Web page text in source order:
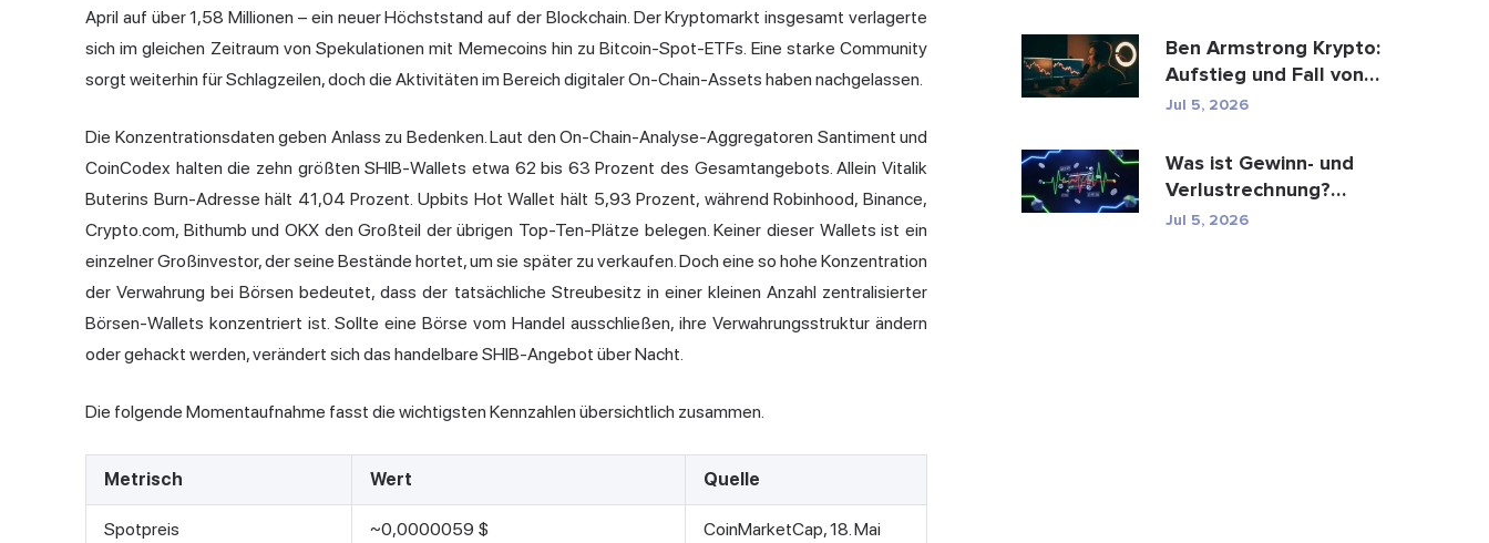
April auf über 1,58 Millionen – ein neuer Höchststand auf der Blockchain. Der Kryptomarkt insgesamt verlagerte
sich im gleichen Zeitraum von Spekulationen mit Memecoins hin zu Bitcoin-Spot-ETFs. Eine starke Community
sorgt weiterhin für Schlagzeilen, doch die Aktivitäten im Bereich digitaler On-Chain-Assets haben nachgelassen.
Die Konzentrationsdaten geben Anlass zu Bedenken. Laut den On-Chain-Analyse-Aggregatoren Santiment und
CoinCodex halten die zehn größten SHIB-Wallets etwa 62 bis 63 Prozent des Gesamtangebots. Allein Vitalik
Buterins Burn-Adresse hält 41,04 Prozent. Upbits Hot Wallet hält 5,93 Prozent, während Robinhood, Binance,
Crypto.com, Bithumb und OKX den Großteil der übrigen Top-Ten-Plätze belegen. Keiner dieser Wallets ist ein
einzelner Großinvestor, der seine Bestände hortet, um sie später zu verkaufen. Doch eine so hohe Konzentration
der Verwahrung bei Börsen bedeutet, dass der tatsächliche Streubesitz in einer kleinen Anzahl zentralisierter
Börsen-Wallets konzentriert ist. Sollte eine Börse vom Handel ausschließen, ihre Verwahrungsstruktur ändern
oder gehackt werden, verändert sich das handelbare SHIB-Angebot über Nacht.
Die folgende Momentaufnahme fasst die wichtigsten Kennzahlen übersichtlich zusammen.
Metrisch Wert Quelle
Spotpreis ~0,0000059 $
CoinMarketCap, 18. Mai
Ben Armstrong Krypto:
Aufstieg und Fall von
BitBoy
Jul 5, 2026
Was ist Gewinn- und
Verlustrechnung?
Bedeutung, Formel und
Jul 5, 2026